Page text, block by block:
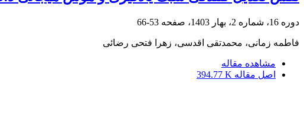
دوره 16، شماره 2، بهار 1403، صفحه 53-66
فاطمه زمانی، محمدتقی اقدسی، زهرا فتحی رضائی
مشاهده مقاله
اصل مقاله 394.77 K